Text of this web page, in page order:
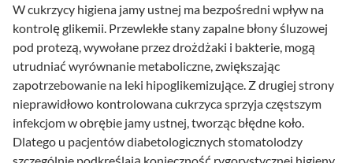
W cukrzycy higiena jamy ustnej ma bezpośredni wpływ na
kontrolę glikemii. Przewlekłe stany zapalne błony śluzowej
pod protezą, wywołane przez drożdżaki i bakterie, mogą
utrudniać wyrównanie metaboliczne, zwiększając
zapotrzebowanie na leki hipoglikemizujące. Z drugiej strony
nieprawidłowo kontrolowana cukrzyca sprzyja częstszym
infekcjom w obrębie jamy ustnej, tworząc błędne koło.
Dlatego u pacjentów diabetologicznych stomatolodzy